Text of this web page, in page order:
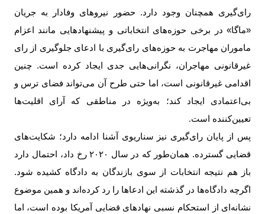
رای‌گیری همچنان وجود دارد. حضور نیروهای وفادار به جریان
«ماگا» در برخی حوزه‌های انتخاباتی و پیشنهادهایی مانند اعزام
ماموران مهاجرت به حوزه‌های رای‌گیری با ادعای جلوگیری از رای
غیرقانونی مهاجران، نگرانی‌هایی جدی ایجاد کرده است. چنین
اقدامی غیرقانونی است، اما حتی طرح آن می‌تواند فضای ترس و
بی‌اعتمادی ایجاد کند؛ به‌ویژه در مناطقی که آرای اقلیت‌ها
تعیین‌کننده است.
پس از پایان رای‌گیری نیز سناریوی آشنا ادامه دارد؛ شکایت‌های
قضایی گسترده. همان‌طور که در سال ۲۰۲۰ رخ داد، احتمال دارد
باز هم نتیجه انتخابات از سوی بازندگان به دادگاه کشیده شود.
اگرچه دادگاه‌ها در گذشته این ادعاها را رد کرده‌اند و همین موضوع
نشانه‌ای از استحکام نسبی نهادهای قضایی آمریکا بوده است، اما